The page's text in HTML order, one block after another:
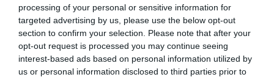
processing of your personal or sensitive information for
targeted advertising by us, please use the below opt-out
section to confirm your selection. Please note that after your
opt-out request is processed you may continue seeing
interest-based ads based on personal information utilized by
us or personal information disclosed to third parties prior to
EPL 86a commenté :
6 décembre 2015 - 17 h
58 min
Pour les pax dans le cockpit, les choses ont beaucoup évolué
depuis 2001…